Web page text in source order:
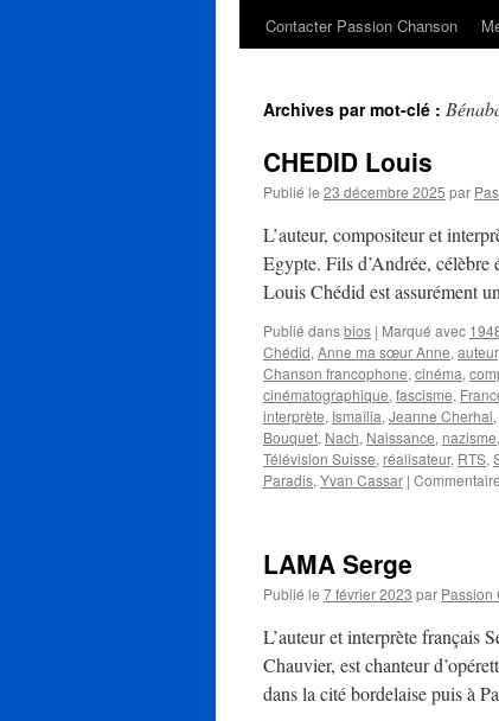
Contacter Passion Chanson
Archives par mot-clé :
CHEDID Louis
Publié le 23 décembre 2025 par
L’auteur, compositeur et
Egypte. Fils d’Andrée,
Louis Chédid est assurément
Publié dansbios | Marqué avec
Chédid, Anne ma sœur Anne, auteur,
Chanson francophone, cinéma,
cinématographique, fascisme,
interprète, Ismaïlia, Jeanne Cherhal,
Bouquet, Nach, Naissance, nazisme,
Télévision Suisse, réalisateur, RTS,
Paradis, Yvan Cassar |
LAMA Serge
Publié le 7 février 2023 par Passion
L’auteur et interprète français
Chauvier, est chanteur
dans la cité bordelaise puis à